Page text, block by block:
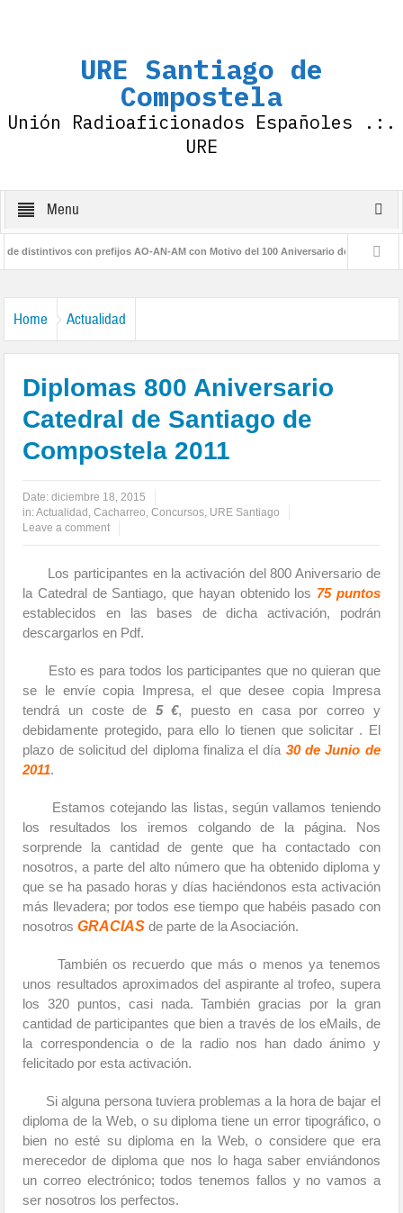
URE Santiago de
Compostela
Unión Radioaficionados Españoles .:.
URE
Menu
con prefijos AO-AN-AM con Motivo del 100 Aniversario de la IARU
Home Actualidad
Diplomas 800 Aniversario
Catedral de Santiago de
Compostela 2011
Date:diciembre 18, 2015
in:Actualidad ,Cacharreo,Concursos, URE Santiago
Leave a comment
Los participantes en la activación del 800 Aniversario de
la Catedral de Santiago, que hayan obtenido los 75 puntos
establecidos en las bases de dicha activación, podrán
descargarlos en Pdf.
Esto es para todos los participantes que no quieran que
se le envíe copia Impresa, el que desee copia Impresa
tendrá un coste de 5 €, puesto en casa por correo y
debidamente protegido, para ello lo tienen que solicitar . El
plazo de solicitud del diploma finaliza el día 30 de Junio de
2011.
Estamos cotejando las listas, según vallamos teniendo
los resultados los iremos colgando de la página. Nos
sorprende la cantidad de gente que ha contactado con
nosotros, a parte del alto número que ha obtenido diploma y
que se ha pasado horas y días haciéndonos esta activación
más llevadera; por todos ese tiempo que habéis pasado con
nosotrosGRACIAS de parte de la Asociación.
También os recuerdo que más o menos ya tenemos
unos resultados aproximados del aspirante al trofeo, supera
los 320 puntos, casi nada. También gracias por la gran
cantidad de participantes que bien a través de los eMails, de
la correspondencia o de la radio nos han dado ánimo y
felicitado por esta activación.
Si alguna persona tuviera problemas a la hora de bajar el
diploma de la Web, o su diploma tiene un error tipográfico, o
bien no esté su diploma en la Web, o considere que era
merecedor de diploma que nos lo haga saber enviándonos
un correo electrónico; todos tenemos fallos y no vamos a
ser nosotros los perfectos.